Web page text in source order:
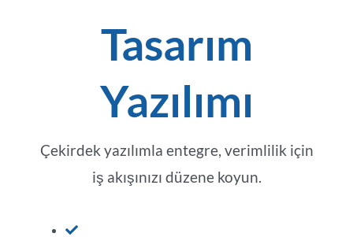
Tasarım
Yazılımı
Çekirdek yazılımla entegre, verimlilik için
iş akışınızı düzene koyun.